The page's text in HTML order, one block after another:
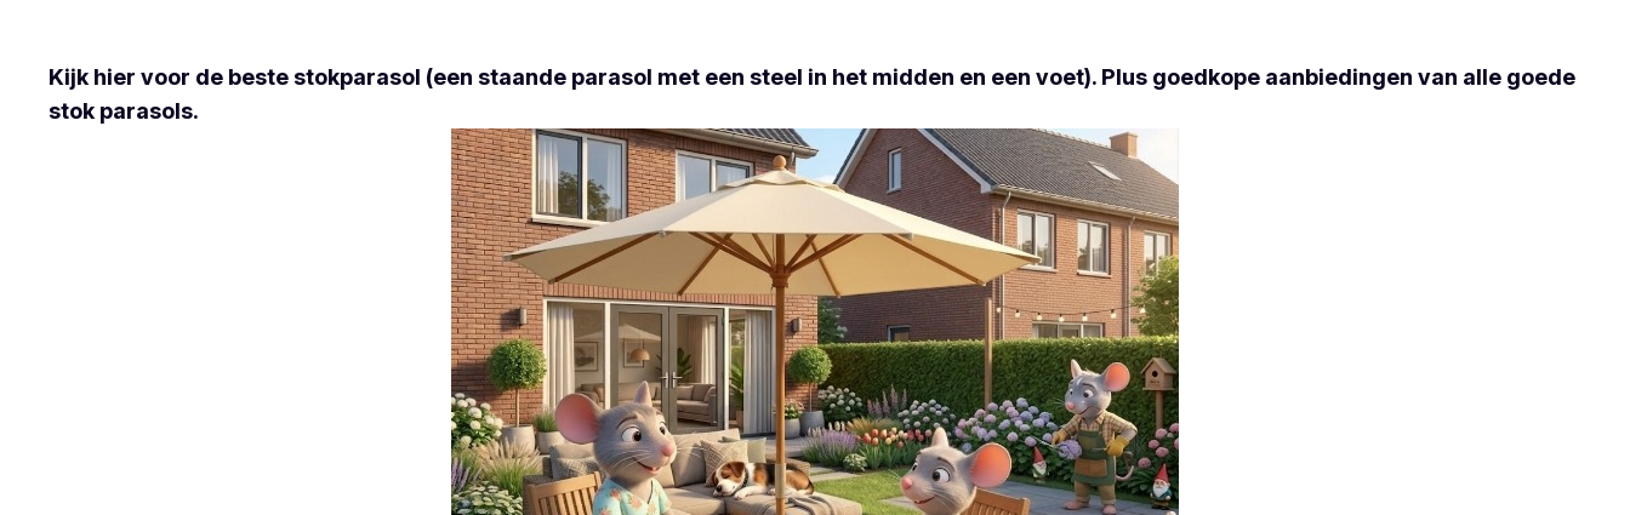
Kijk hier voor de beste stokparasol (een staande parasol met een steel in het midden en een voet). Plus goedkope aanbiedingen van alle goede
stok parasols.